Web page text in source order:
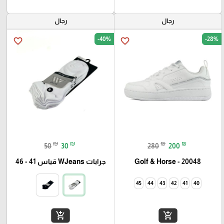
رجال
favorite_border -28%
280 ₪ 200 ₪
Golf & Horse - 20048
40
41
42
43
44
45
add_shopping_cart
رجال
favorite_border -40%
50 ₪ 30 ₪
جرابات WJeans قياس 41 - 46
add_shopping_cart